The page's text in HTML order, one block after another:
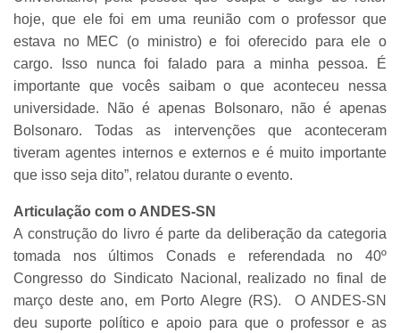
hoje, que ele foi em uma reunião com o professor que
estava no MEC (o ministro) e foi oferecido para ele o
cargo. Isso nunca foi falado para a minha pessoa. É
importante que vocês saibam o que aconteceu nessa
universidade. Não é apenas Bolsonaro, não é apenas
Bolsonaro. Todas as intervenções que aconteceram
tiveram agentes internos e externos e é muito importante
que isso seja dito”, relatou durante o evento.
Articulação com o ANDES-SN
A construção do livro é parte da deliberação da categoria
tomada nos últimos Conads e referendada no 40º
Congresso do Sindicato Nacional, realizado no final de
março deste ano, em Porto Alegre (RS). O ANDES-SN
deu suporte político e apoio para que o professor e as